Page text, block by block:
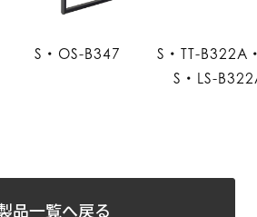
S・OS-B347
S・TT-B322A
S・LS-
品一覧へ戻る